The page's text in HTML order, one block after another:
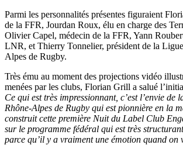
Parmi les personnalités présentes figuraient
de la FFR, Jourdan Roux, élu en charge des
Olivier Capel, médecin de la FFR, Yann
LNR, et Thierry Tonnelier, président de la
Alpes de Rugby.
Très ému au moment des projections vidéo
menées par les clubs, Florian Grill a salué
Ce qui est très impressionnant, c’est l’envie de
Rhône-Alpes de Rugby qui est pionnière en la
construit cette première Nuit du Label Club
sur le programme fédéral qui est très
parce qu’il y a vraiment une émotion quand on